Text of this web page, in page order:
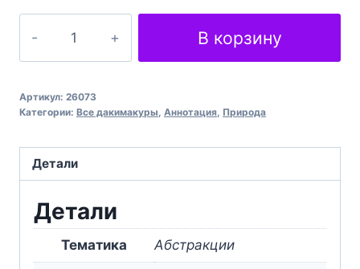
з
візерунками
with
patterns
В корзину
Артикул: 26073
Категории: Все дакимакуры, Аннотация, Природа
Детали
Детали
Тематика Абстракции